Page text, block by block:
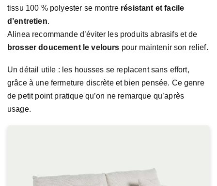
tissu 100 % polyester se montre résistant et facile
d’entretien.
Alinea recommande d’éviter les produits abrasifs et de
brosser doucement le velours pour maintenir son relief.
Un détail utile : les housses se replacent sans effort,
grâce à une fermeture discrète et bien pensée. Ce genre
de petit point pratique qu’on ne remarque qu’après
usage.